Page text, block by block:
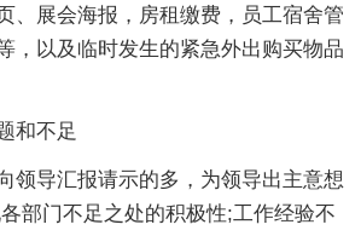
、展会海报，房租缴费，员工宿舍管
，以及临时发生的紧急外出购买物品
和不足
领导汇报请示的多，为领导出主意想
部门不足之处的积极性;工作经验不